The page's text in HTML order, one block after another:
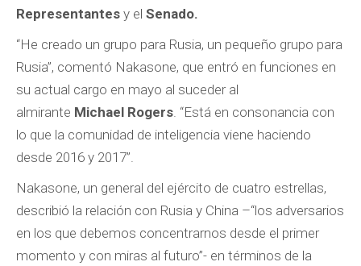
Representantes y el Senado.
“He creado un grupo para Rusia, un pequeño grupo para
Rusia”, comentó Nakasone, que entró en funciones en
su actual cargo en mayo al suceder al
almirante Michael Rogers. “Está en consonancia con
lo que la comunidad de inteligencia viene haciendo
desde 2016 y 2017”.
Nakasone, un general del ejército de cuatro estrellas,
describió la relación con Rusia y China –“los adversarios
en los que debemos concentrarnos desde el primer
momento y con miras al futuro”- en términos de la